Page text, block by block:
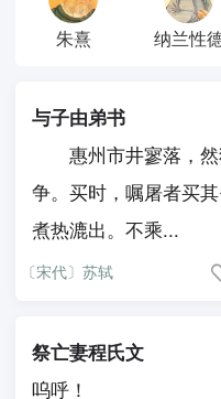
朱熹 纳兰性
与子由弟书
惠州市井寥落，然
争。买时，嘱屠者买
煮热漉出。不乘...
〔宋代〕苏轼
祭亡妻程氏文
呜呼！